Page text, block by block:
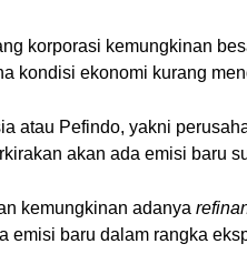
korporasi kemungkinan
kondisi ekonomi kurang
atau Pefindo, yakni
akan ada emisi baru
kemungkinan adanya
emisi baru dalam rangka